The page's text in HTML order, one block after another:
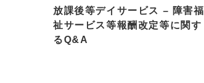
放課後等デイサービス – 障害福
祉サービス等報酬改定等に関す
るQ&A